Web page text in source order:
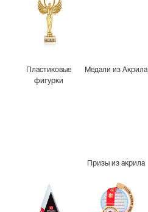
Пластиковые
фигурки
Медали из Акрила
Призы из акрила